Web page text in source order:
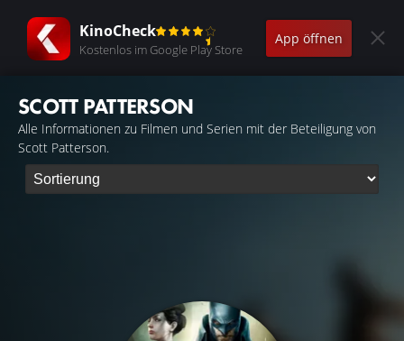
KinoCheck
Kostenlos im Google Play Store
App öffnen
SCOTT PATTERSON
Alle Informationen zu Filmen und Serien mit der Beteiligung von
Scott Patterson.